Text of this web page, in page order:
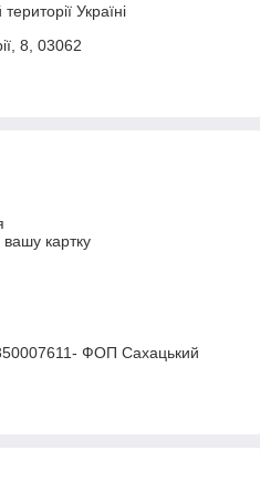
Україні
8, 03062
картку
ФОП Сахацький